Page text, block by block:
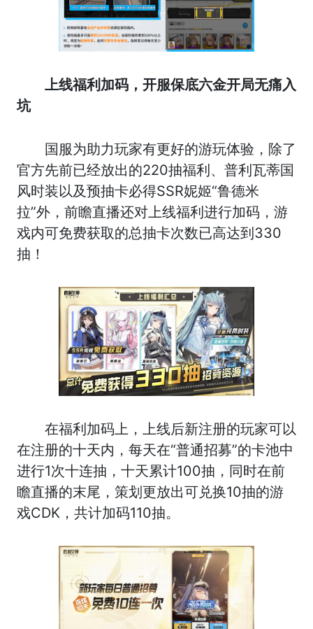
上线福利加码，开服保底六金开局无痛入
坑
国服为助力玩家有更好的游玩体验，除了
官方先前已经放出的220抽福利、普利瓦蒂国
风时装以及预抽卡必得SSR妮姬“鲁德米
拉”外，前瞻直播还对上线福利进行加码，游
戏内可免费获取的总抽卡次数已高达到330
抽！
在福利加码上，上线后新注册的玩家可以
在注册的十天内，每天在“普通招募”的卡池中
进行1次十连抽，十天累计100抽，同时在前
瞻直播的末尾，策划更放出可兑换10抽的游
戏CDK，共计加码110抽。